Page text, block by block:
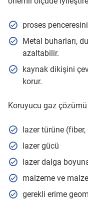
proses
Metal buharları,
azaltabilir.
kaynak dikişini
korur.
Koruyucu gaz
lazer türüne (fiber,
lazer gücü
lazer dalga
malzeme ve
gerekli erime